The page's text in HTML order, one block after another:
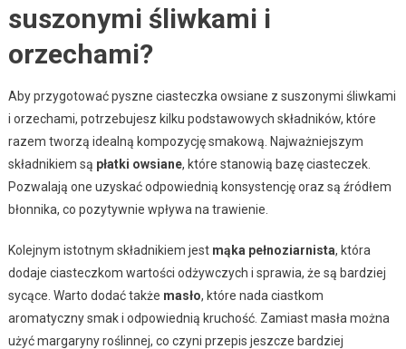
suszonymi śliwkami i
orzechami?
Aby przygotować pyszne ciasteczka owsiane z suszonymi śliwkami
i orzechami, potrzebujesz kilku podstawowych składników, które
razem tworzą idealną kompozycję smakową. Najważniejszym
składnikiem są płatki owsiane, które stanowią bazę ciasteczek.
Pozwalają one uzyskać odpowiednią konsystencję oraz są źródłem
błonnika, co pozytywnie wpływa na trawienie.
Kolejnym istotnym składnikiem jest mąka pełnoziarnista, która
dodaje ciasteczkom wartości odżywczych i sprawia, że są bardziej
sycące. Warto dodać także masło, które nada ciastkom
aromatyczny smak i odpowiednią kruchość. Zamiast masła można
użyć margaryny roślinnej, co czyni przepis jeszcze bardziej